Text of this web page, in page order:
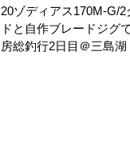
20ゾディアス170M-G/2
ドと自作ブレードジグ
房総釣行2日目＠三島湖